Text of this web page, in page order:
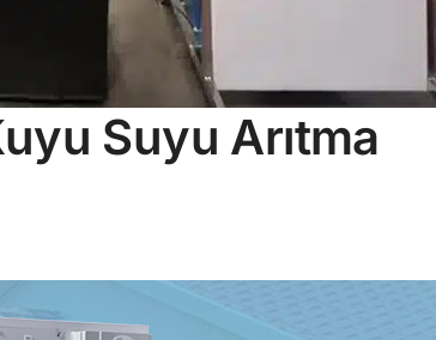
Suyu Arıtma